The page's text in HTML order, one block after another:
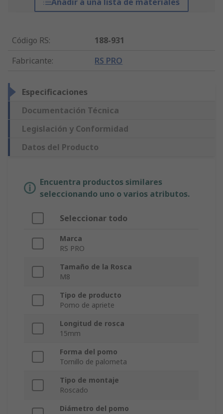
Añadir a una lista de materiales
Código RS:
188-931
Fabricante: RS PRO
Especificaciones
Documentación Técnica
Legislación y Conformidad
Datos del Producto
Encuentra productos similares
seleccionando uno o varios atributos.
Seleccionar todo
Marca
RS PRO
Tamaño de la Rosca
M8
Tipo de producto
Pomo de apriete
Longitud de rosca
15mm
Forma del pomo
Tornillo de palometa
Tipo de montaje
Roscado
Diámetro del pomo